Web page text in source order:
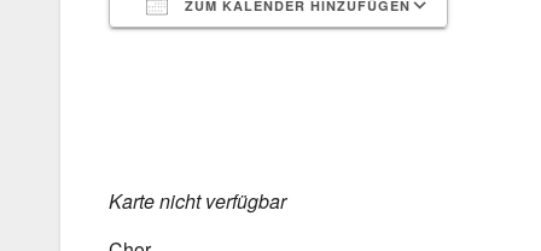
ZUM KALENDER HINZUFÜGEN
Kar­te nicht ver­füg­bar